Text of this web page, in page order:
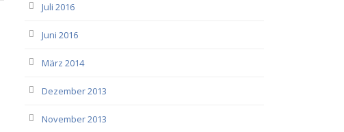
Juli 2016
Juni 2016
März 2014
Dezember 2013
November 2013